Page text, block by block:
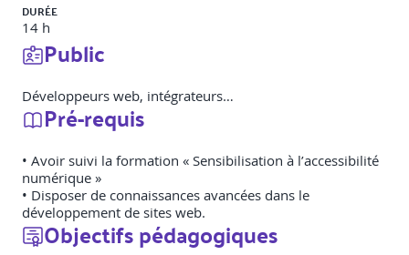
DURÉE
14 h
Public
Développeurs web, intégrateurs…
Pré-requis
• Avoir suivi la formation « Sensibilisation à l’accessibilité
numérique »
• Disposer de connaissances avancées dans le
développement de sites web.
Objectifs pédagogiques